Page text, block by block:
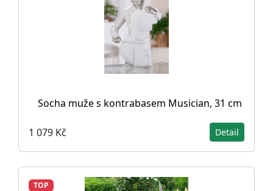
Socha muže s kontrabasem Musician, 31 cm
1 079 Kč Detail
TOP